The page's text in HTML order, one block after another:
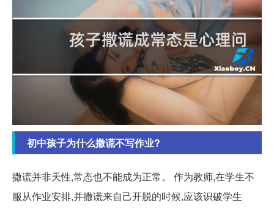
初中孩子为什么撒谎不写作业?
撒谎并非天性,常态也不能成为正常。 作为教师,在学生不
服从作业安排,并撒谎来自己开脱的时候,应该识破学生